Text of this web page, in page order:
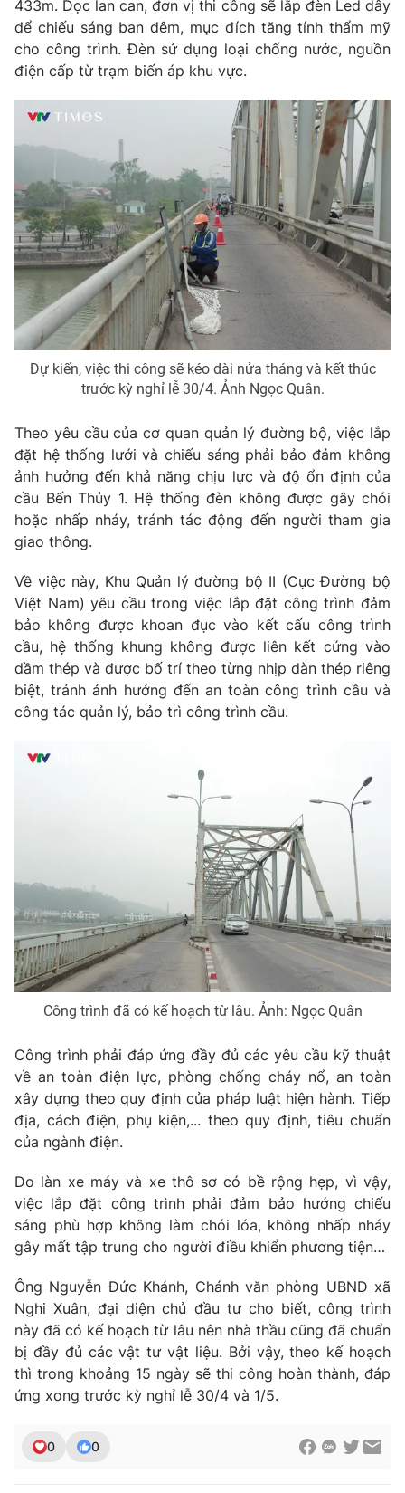
433m. Dọc lan can, đơn vị thi công sẽ lắp đèn Led dây
để chiếu sáng ban đêm, mục đích tăng tính thẩm mỹ
cho công trình. Đèn sử dụng loại chống nước, nguồn
điện cấp từ trạm biến áp khu vực.
Dự kiến, việc thi công sẽ kéo dài nửa tháng và kết thúc
trước kỳ nghỉ lễ 30/4. Ảnh Ngọc Quân.
Theo yêu cầu của cơ quan quản lý đường bộ, việc lắp
đặt hệ thống lưới và chiếu sáng phải bảo đảm không
ảnh hưởng đến khả năng chịu lực và độ ổn định của
cầu Bến Thủy 1. Hệ thống đèn không được gây chói
hoặc nhấp nháy, tránh tác động đến người tham gia
giao thông.
Về việc này, Khu Quản lý đường bộ II (Cục Đường bộ
Việt Nam) yêu cầu trong việc lắp đặt công trình đảm
bảo không được khoan đục vào kết cấu công trình
cầu, hệ thống khung không được liên kết cứng vào
dầm thép và được bố trí theo từng nhịp dàn thép riêng
biệt, tránh ảnh hưởng đến an toàn công trình cầu và
công tác quản lý, bảo trì công trình cầu.
Công trình đã có kế hoạch từ lâu. Ảnh: Ngọc Quân
Công trình phải đáp ứng đầy đủ các yêu cầu kỹ thuật
về an toàn điện lực, phòng chống cháy nổ, an toàn
xây dựng theo quy định của pháp luật hiện hành. Tiếp
địa, cách điện, phụ kiện,... theo quy định, tiêu chuẩn
của ngành điện.
Do làn xe máy và xe thô sơ có bề rộng hẹp, vì vậy,
việc lắp đặt công trình phải đảm bảo hướng chiếu
sáng phù hợp không làm chói lóa, không nhấp nháy
gây mất tập trung cho người điều khiển phương tiện…
Ông Nguyễn Đức Khánh, Chánh văn phòng UBND xã
Nghi Xuân, đại diện chủ đầu tư cho biết, công trình
này đã có kế hoạch từ lâu nên nhà thầu cũng đã chuẩn
bị đầy đủ các vật tư vật liệu. Bởi vậy, theo kế hoạch
thì trong khoảng 15 ngày sẽ thi công hoàn thành, đáp
ứng xong trước kỳ nghỉ lễ 30/4 và 1/5.
0 0